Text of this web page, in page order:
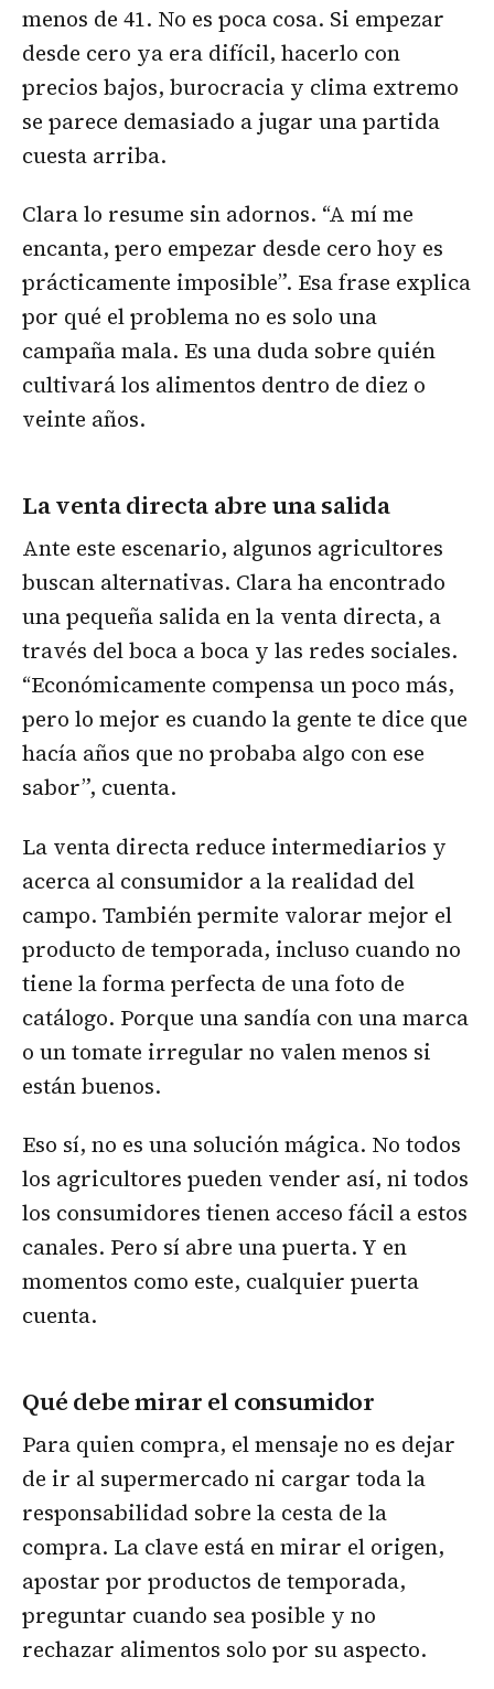
menos de 41. No es poca cosa. Si empezar
desde cero ya era difícil, hacerlo con
precios bajos, burocracia y clima extremo
se parece demasiado a jugar una partida
cuesta arriba.
Clara lo resume sin adornos. “A mí me
encanta, pero empezar desde cero hoy es
prácticamente imposible”. Esa frase explica
por qué el problema no es solo una
campaña mala. Es una duda sobre quién
cultivará los alimentos dentro de diez o
veinte años.
La venta directa abre una salida
Ante este escenario, algunos agricultores
buscan alternativas. Clara ha encontrado
una pequeña salida en la venta directa, a
través del boca a boca y las redes sociales.
“Económicamente compensa un poco más,
pero lo mejor es cuando la gente te dice que
hacía años que no probaba algo con ese
sabor”, cuenta.
La venta directa reduce intermediarios y
acerca al consumidor a la realidad del
campo. También permite valorar mejor el
producto de temporada, incluso cuando no
tiene la forma perfecta de una foto de
catálogo. Porque una sandía con una marca
o un tomate irregular no valen menos si
están buenos.
Eso sí, no es una solución mágica. No todos
los agricultores pueden vender así, ni todos
los consumidores tienen acceso fácil a estos
canales. Pero sí abre una puerta. Y en
momentos como este, cualquier puerta
cuenta.
Qué debe mirar el consumidor
Para quien compra, el mensaje no es dejar
de ir al supermercado ni cargar toda la
responsabilidad sobre la cesta de la
compra. La clave está en mirar el origen,
apostar por productos de temporada,
preguntar cuando sea posible y no
rechazar alimentos solo por su aspecto.